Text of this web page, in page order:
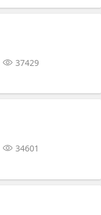
37429
34601